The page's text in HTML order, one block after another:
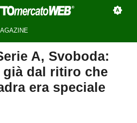
A, Svoboda:
già dal ritiro che
era speciale